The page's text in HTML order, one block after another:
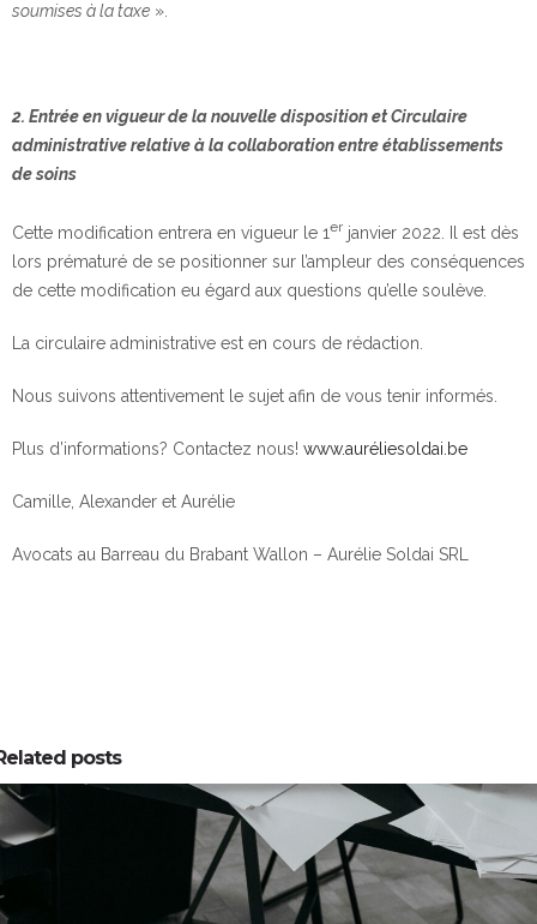
soumises à la taxe ».
2. Entrée en vigueur de la nouvelle disposition et Circulaire
administrative relative à la collaboration entre établissements
de soins
Cette modification entrera en vigueur le 1er janvier 2022. Il est dès
lors prématuré de se positionner sur l’ampleur des conséquences
de cette modification eu égard aux questions qu’elle soulève.
La circulaire administrative est en cours de rédaction.
Nous suivons attentivement le sujet afin de vous tenir informés.
Plus d’informations? Contactez nous! www.auréliesoldai.be
Camille, Alexander et Aurélie
Avocats au Barreau du Brabant Wallon – Aurélie Soldai SRL
posts
0 0